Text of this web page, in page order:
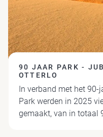
90 JAAR PARK -
OTTERLO
In verband met het
Park werden in 2025
gemaakt, van in totaal